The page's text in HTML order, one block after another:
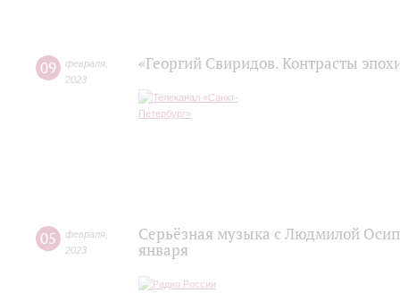
09 февраля
2023
«Георгий Свиридов. Контрасты
05 февраля
2023
Серьёзная музыка с Людмилой
января